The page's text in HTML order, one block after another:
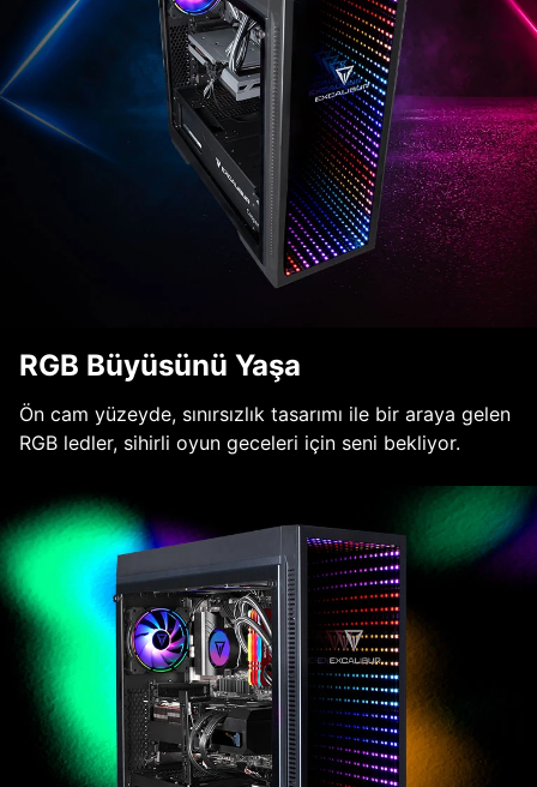
RGB Büyüsünü Yaşa
Ön cam yüzeyde, sınırsızlık tasarımı ile bir araya gelen
RGB ledler, sihirli oyun geceleri için seni bekliyor.